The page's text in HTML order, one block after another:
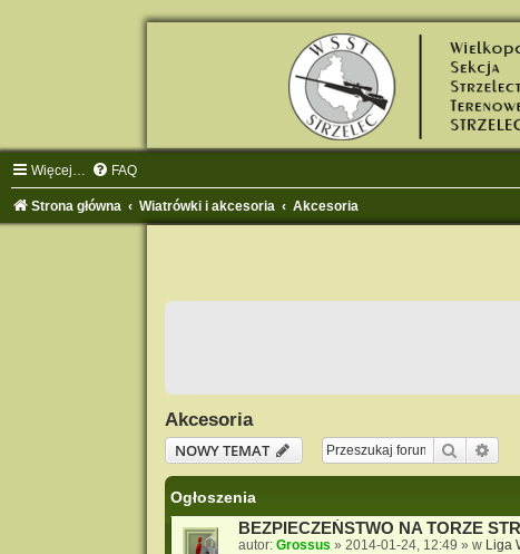
Więcej… FAQ
Strona główna Wiatrówki i akcesoria Akcesoria
Akcesoria
NOWY TEMAT
Szukaj
Ogłoszenia
BEZPIECZEŃSTWO NA TORZE
autor: Grossus » 2014-01-24, 12:49 » w Liga